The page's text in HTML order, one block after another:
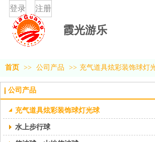
登录 注册
霞光游乐
首页 >> 公司产品 >> 充气道具炫彩装饰球灯
公司产品
充气道具炫彩装饰球灯光球
水上步行球